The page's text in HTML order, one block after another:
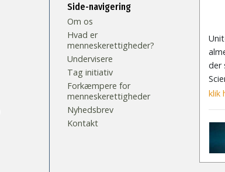
Side-navigering
Om os
Hvad er
menneskerettigheder?
Undervisere
Tag initiativ
Forkæmpere for
menneskerettigheder
Nyhedsbrev
Kontakt
der
klik